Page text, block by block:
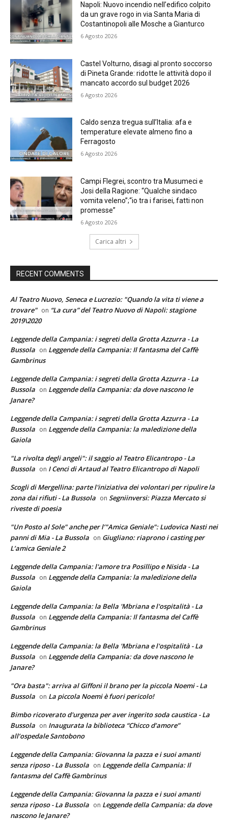
Napoli: Nuovo incendio nell’edifico colpito
da un grave rogo in via Santa Maria di
Costantinopoli alle Mosche a Gianturco
6 Agosto 2026
Castel Volturno, disagi al pronto soccorso
di Pineta Grande: ridotte le attività dopo il
mancato accordo sul budget 2026
6 Agosto 2026
Caldo senza tregua sull’Italia: afa e
temperature elevate almeno fino a
Ferragosto
6 Agosto 2026
Campi Flegrei, scontro tra Musumeci e
Josi della Ragione: “Qualche sindaco
vomita veleno”;“io tra i farisei, fatti non
promesse”
6 Agosto 2026
Carica altri
RECENT COMMENTS
Al Teatro Nuovo, Seneca e Lucrezio: "Quando la vita ti viene a
trovare" on “La cura” del Teatro Nuovo di Napoli: stagione
2019\2020
Leggende della Campania: i segreti della Grotta Azzurra - La
Bussola on Leggende della Campania: Il fantasma del Caffè
Gambrinus
Leggende della Campania: i segreti della Grotta Azzurra - La
Bussola on Leggende della Campania: da dove nascono le
Janare?
Leggende della Campania: i segreti della Grotta Azzurra - La
Bussola on Leggende della Campania: la maledizione della
Gaiola
"La rivolta degli angeli": il saggio al Teatro Elicantropo - La
Bussola on I Cenci di Artaud al Teatro Elicantropo di Napoli
Scogli di Mergellina: parte l'iniziativa dei volontari per ripulire la
zona dai rifiuti - La Bussola on Segniinversi: Piazza Mercato si
riveste di poesia
"Un Posto al Sole" anche per l’"Amica Geniale": Ludovica Nasti nei
panni di Mia - La Bussola on Giugliano: riaprono i casting per
L’amica Geniale 2
Leggende della Campania: l'amore tra Posillipo e Nisida - La
Bussola on Leggende della Campania: la maledizione della
Gaiola
Leggende della Campania: la Bella 'Mbriana e l'ospitalità - La
Bussola on Leggende della Campania: Il fantasma del Caffè
Gambrinus
Leggende della Campania: la Bella 'Mbriana e l'ospitalità - La
Bussola on Leggende della Campania: da dove nascono le
Janare?
"Ora basta": arriva al Giffoni il brano per la piccola Noemi - La
Bussola on La piccola Noemi è fuori pericolo!
Bimbo ricoverato d'urgenza per aver ingerito soda caustica - La
Bussola on Inaugurata la biblioteca “Chicco d’amore”
all’ospedale Santobono
Leggende della Campania: Giovanna la pazza e i suoi amanti
senza riposo - La Bussola on Leggende della Campania: Il
fantasma del Caffè Gambrinus
Leggende della Campania: Giovanna la pazza e i suoi amanti
senza riposo - La Bussola on Leggende della Campania: da dove
nascono le Janare?